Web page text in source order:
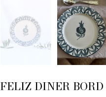
FELIZ DINER